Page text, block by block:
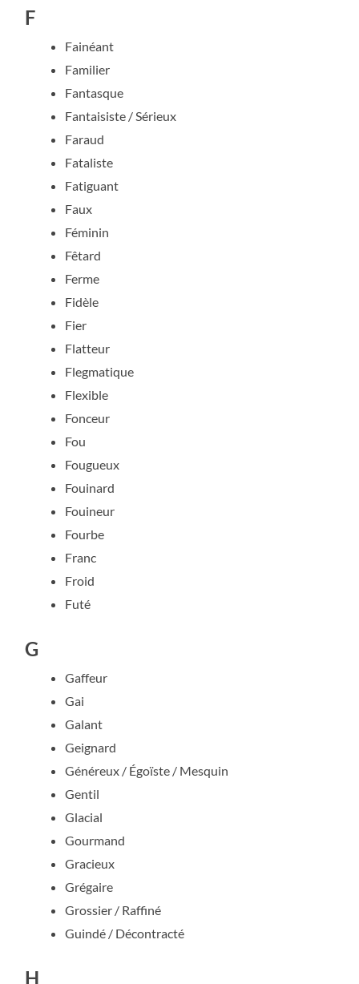
F
Fainéant
Familier
Fantasque
Fantaisiste / Sérieux
Faraud
Fataliste
Fatiguant
Faux
Féminin
Fêtard
Ferme
Fidèle
Fier
Flatteur
Flegmatique
Flexible
Fonceur
Fou
Fougueux
Fouinard
Fouineur
Fourbe
Franc
Froid
Futé
G
Gaffeur
Gai
Galant
Geignard
Généreux / Égoïste / Mesquin
Gentil
Glacial
Gourmand
Gracieux
Grégaire
Grossier / Raffiné
Guindé / Décontracté
H